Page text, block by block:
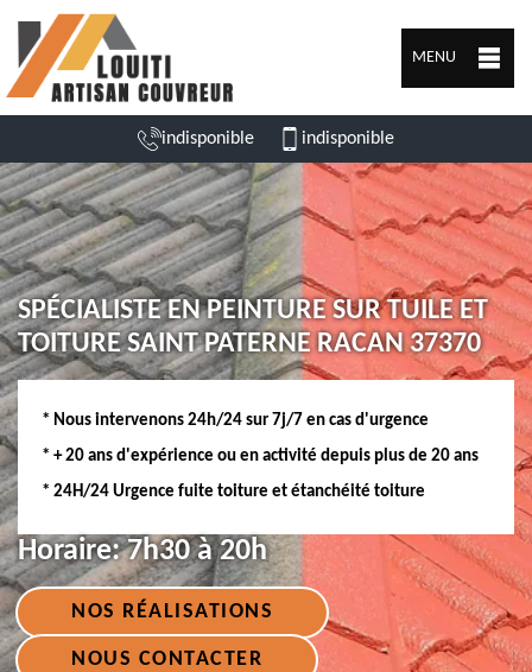
MENU
indisponible indisponible
SPÉCIALISTE EN PEINTURE SUR TUILE ET
TOITURE SAINT PATERNE RACAN 37370
* Nous intervenons 24h/24 sur 7j/7 en cas d'urgence
* + 20 ans d'expérience ou en activité depuis plus de 20 ans
* 24H/24 Urgence fuite toiture et étanchéité toiture
Horaire:7h30 à 20h
NOS RÉALISATIONS
NOUS CONTACTER